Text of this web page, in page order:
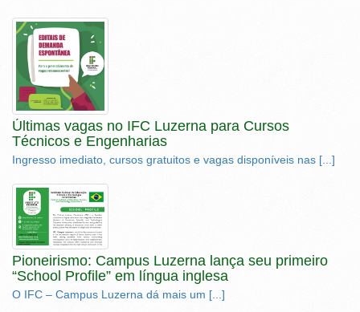
Últimas vagas no IFC Luzerna para Cursos
Técnicos e Engenharias
Ingresso imediato, cursos gratuitos e vagas disponíveis nas [...]
Pioneirismo: Campus Luzerna lança seu primeiro
“School Profile” em língua inglesa
O IFC – Campus Luzerna dá mais um [...]